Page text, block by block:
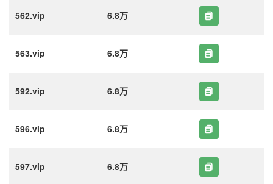
562.vip 6.8万
563.vip 6.8万
592.vip 6.8万
596.vip 6.8万
597.vip 6.8万